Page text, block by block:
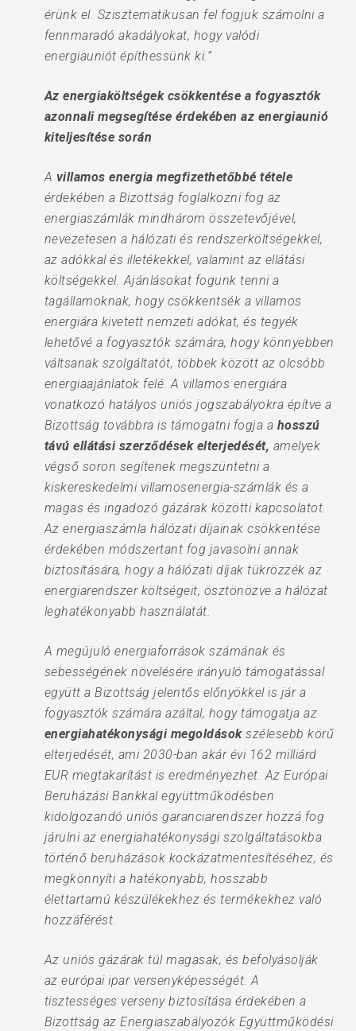
érünk el. Szisztematikusan fel fogjuk számolni a
fennmaradó akadályokat, hogy valódi
energiauniót építhessünk ki.”
Az energiaköltségek csökkentése a fogyasztók
azonnali megsegítése érdekében az energiaunió
kiteljesítése során
A villamos energia megfizethetőbbé tétele
érdekében a Bizottság foglalkozni fog az
energiaszámlák mindhárom összetevőjével,
nevezetesen a hálózati és rendszerköltségekkel,
az adókkal és illetékekkel, valamint az ellátási
költségekkel. Ajánlásokat fogunk tenni a
tagállamoknak, hogy csökkentsék a villamos
energiára kivetett nemzeti adókat, és tegyék
lehetővé a fogyasztók számára, hogy könnyebben
váltsanak szolgáltatót, többek között az olcsóbb
energiaajánlatok felé. A villamos energiára
vonatkozó hatályos uniós jogszabályokra építve a
Bizottság továbbra is támogatni fogja a hosszú
távú ellátási szerződések elterjedését, amelyek
végső soron segítenek megszüntetni a
kiskereskedelmi villamosenergia-számlák és a
magas és ingadozó gázárak közötti kapcsolatot.
Az energiaszámla hálózati díjainak csökkentése
érdekében módszertant fog javasolni annak
biztosítására, hogy a hálózati díjak tükrözzék az
energiarendszer költségeit, ösztönözve a hálózat
leghatékonyabb használatát.
A megújuló energiaforrások számának és
sebességének növelésére irányuló támogatással
együtt a Bizottság jelentős előnyökkel is jár a
fogyasztók számára azáltal, hogy támogatja az
energiahatékonysági megoldásokszélesebb körű
elterjedését, ami 2030-ban akár évi 162 milliárd
EUR megtakarítást is eredményezhet. Az Európai
Beruházási Bankkal együttműködésben
kidolgozandó uniós garanciarendszer hozzá fog
járulni az energiahatékonysági szolgáltatásokba
történő beruházások kockázatmentesítéséhez, és
megkönnyíti a hatékonyabb, hosszabb
élettartamú készülékekhez és termékekhez való
hozzáférést.
Az uniós gázárak túl magasak, és befolyásolják
az európai ipar versenyképességét. A
tisztességes verseny biztosítása érdekében a
Bizottság az Energiaszabályozók Együttműködési